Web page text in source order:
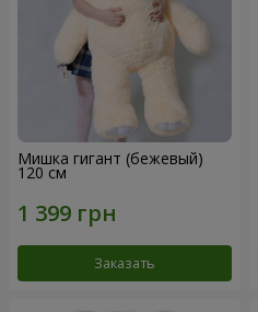
Мишка гигант (бежевый)
120 см
Заказать